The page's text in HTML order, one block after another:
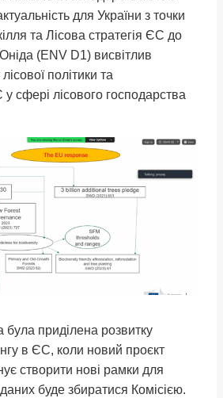
для України з точки
та Лісова стратегія ЄС до
(ENV D1) висвітлив
політики та
сфері лісового господарства
була приділена розвитку
в ЄС, коли новий проєкт
створити нові рамки для
буде збиратися Комісією.